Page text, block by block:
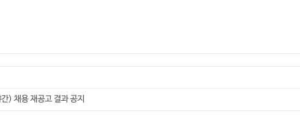
) 채용 재공고 결과 공지